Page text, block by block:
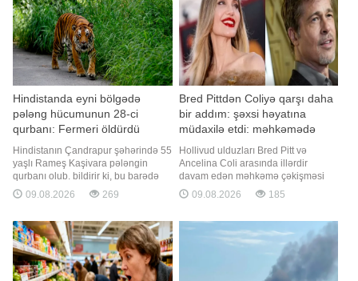
Hindistanda eyni bölgədə
pələng hücumunun 28-ci
qurbanı: Fermeri öldürdü
Hindistanın Çandrapur şəhərində 55
yaşlı Rameş Kaşivara pələngin
qurbanı olub. bildirir ki, bu barədə
"Times of India" nəşri məlumat yayıb.
Məlumata görə, fermer əkin sahəsini
Lakin həmin axşam evə qayıtmayıb
və bundan narahat olan ailə üzvləri
onu axtarmağa başlayıblar
09.08.2026 269
Bred Pittdən Coliyə qarşı daha
bir addım: şəxsi həyatına
müdaxilə etdi: məhkəmədə
səs-küylü qalmaqal
Hollivud ulduzları Bred Pitt və
Ancelina Coli arasında illərdir
davam edən məhkəmə çəkişməsi
yeni mərhələyə qədəm qoyub. xarici
KİV-ə istinadla xəbər verir ki, aktyor
sonrakı illərdə əldə etdiyi gəlirlər və
qonorarlarla bağlı maliyyə
sənədlərini təqdim etməsini tələ
09.08.2026 185